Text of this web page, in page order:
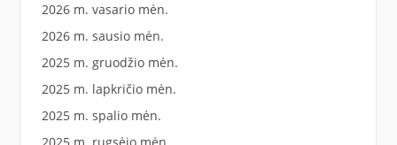
2026 m. vasario mėn.
2026 m. sausio mėn.
2025 m. gruodžio mėn.
2025 m. lapkričio mėn.
2025 m. spalio mėn.